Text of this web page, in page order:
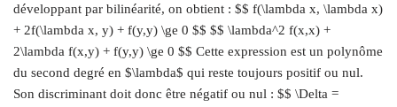
développant par bilinéarité, on obtient : $$ f(\lambda x, \lambda x)
+ 2f(\lambda x, y) + f(y,y) \ge 0 $$ $$ \lambda^2 f(x,x) +
2\lambda f(x,y) + f(y,y) \ge 0 $$ Cette expression est un polynôme
du second degré en $\lambda$ qui reste toujours positif ou nul.
Son discriminant doit donc être négatif ou nul : $$ \Delta =